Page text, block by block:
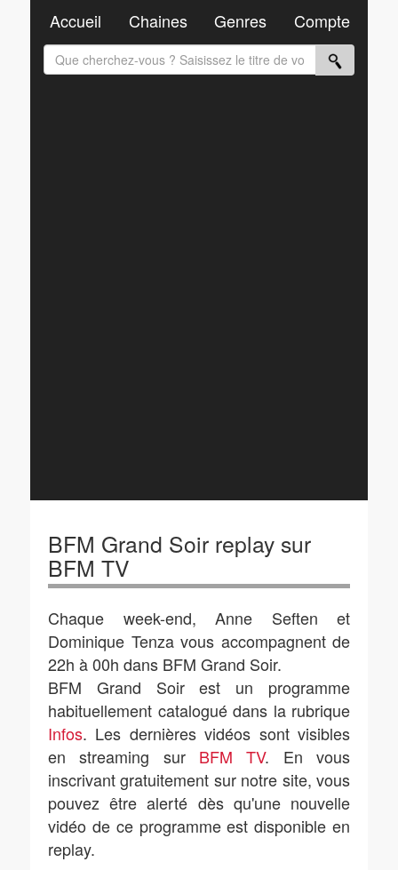
BFM Grand Soir replay sur
BFM TV
Chaque week-end, Anne Seften et
Dominique Tenza vous accompagnent de
22h à 00h dans BFM Grand Soir.
BFM Grand Soir est un programme
habituellement catalogué dans la rubrique
Infos. Les dernières vidéos sont visibles
en streaming sur BFM TV. En vous
inscrivant gratuitement sur notre site, vous
pouvez être alerté dès qu'une nouvelle
vidéo de ce programme est disponible en
replay.
Accueil Chaines Genres Compte